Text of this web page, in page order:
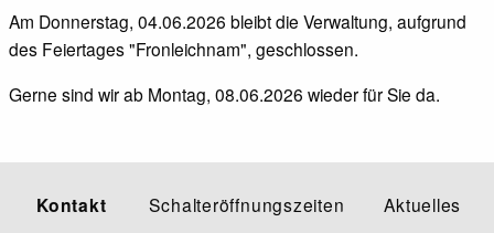
Am Donnerstag, 04.06.2026 bleibt die Verwaltung, aufgrund
des Feiertages "Fronleichnam", geschlossen.
Gerne sind wir ab Montag, 08.06.2026 wieder für Sie da.
Kontakt Schalteröffnungszeiten Aktuelles